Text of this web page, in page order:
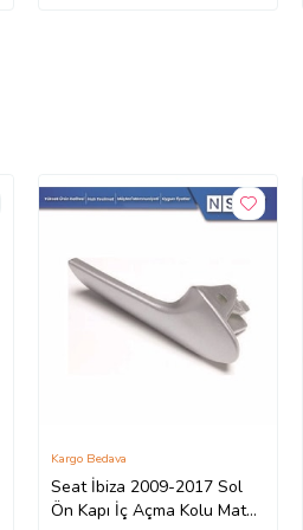
Seat İbiza 2009-2017 Sol
Ön Kapı İç Açma Kolu Mat
Kargo Bedava